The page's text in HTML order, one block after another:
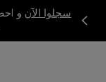
سجلوا الآن